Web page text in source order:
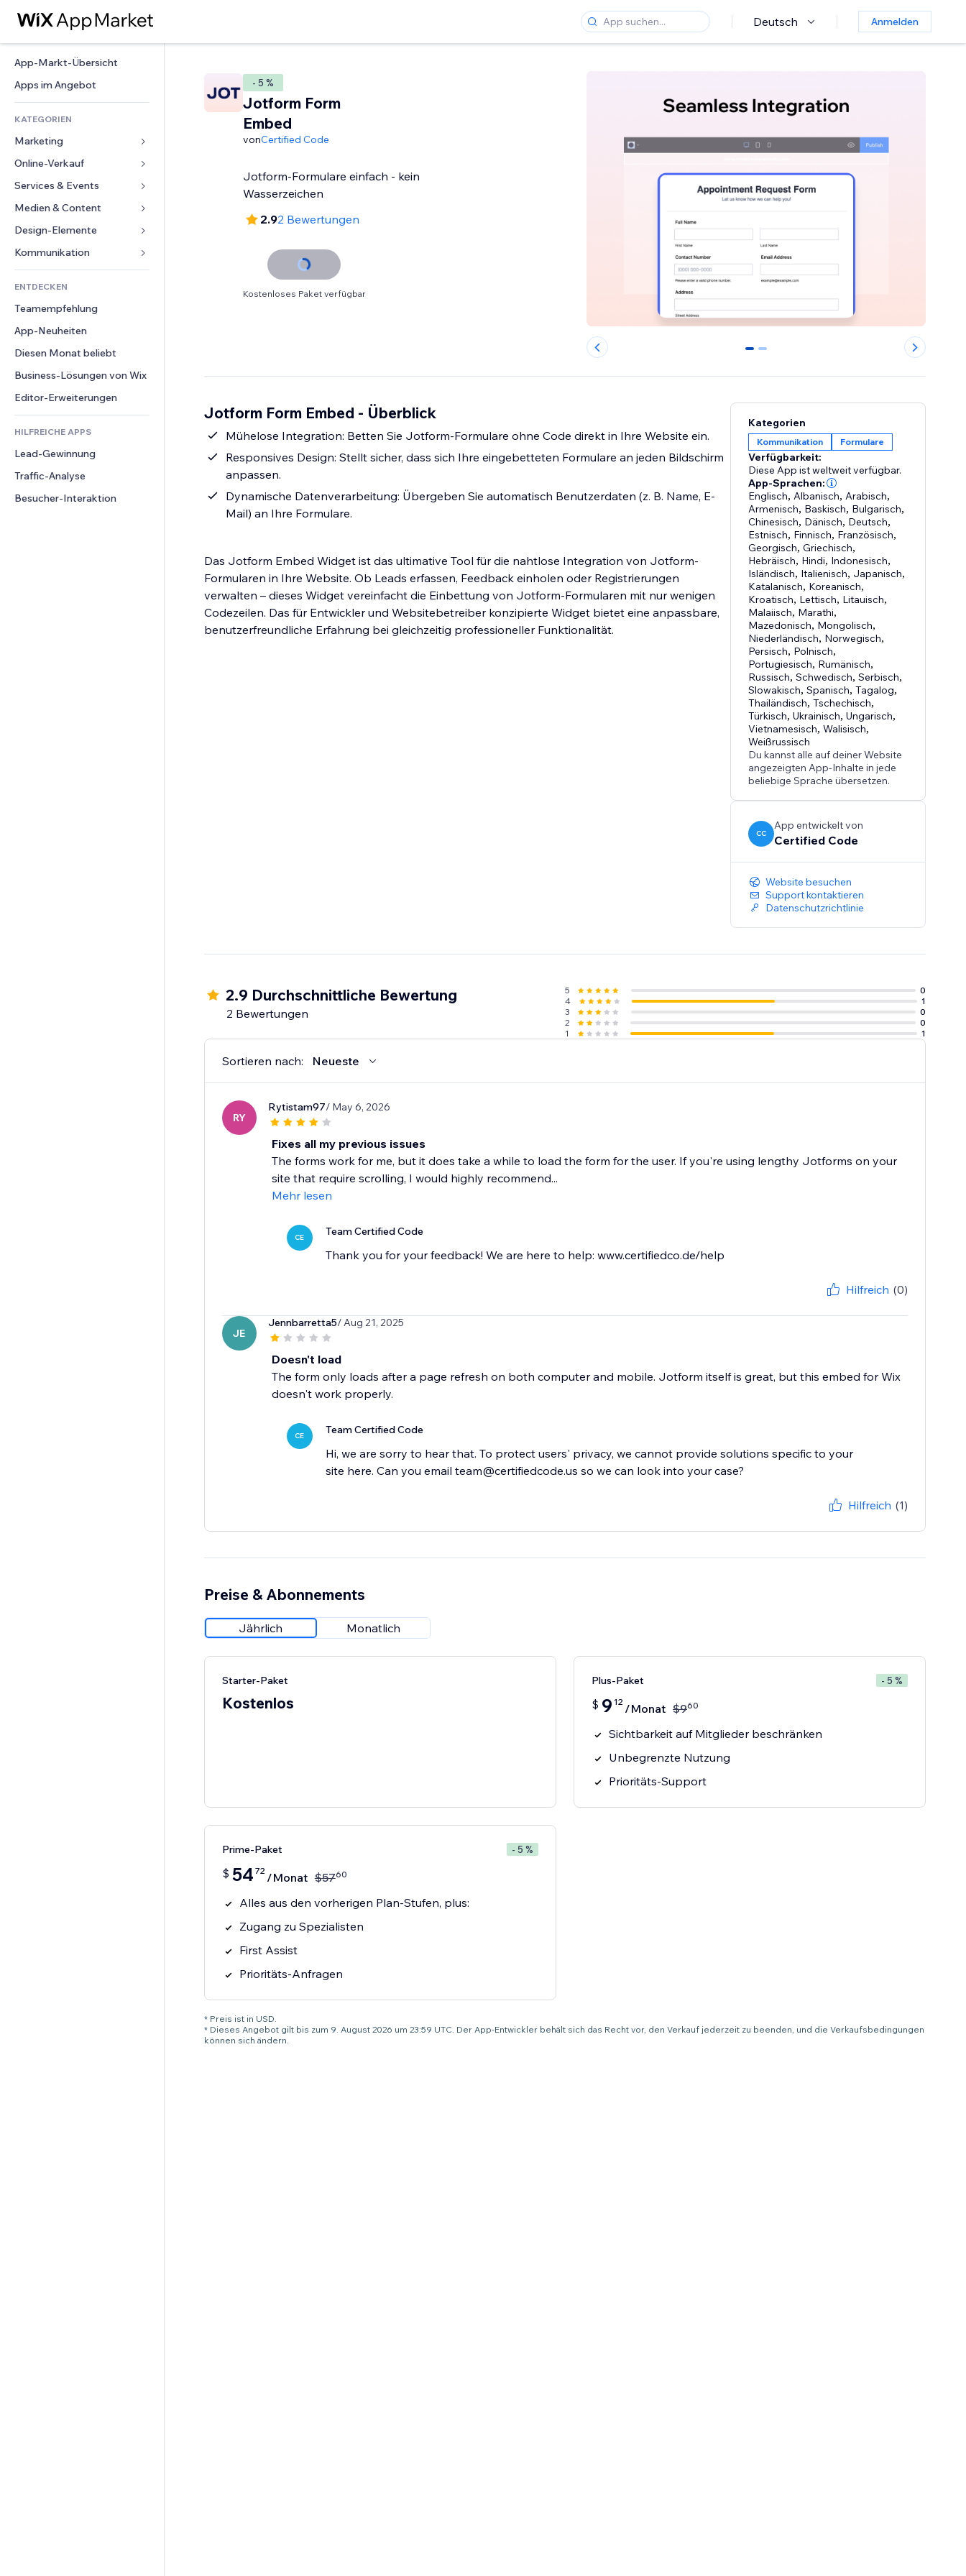
Deutsch Anmelden
App-Markt-Übersicht
Apps im Angebot
KATEGORIEN
Marketing
Anzeigen
Mobil
Statistiken
Website-Einträge
E-Mail
Online-Verkauf
Apps für Shops
Versand & Lieferung
Verkaufen-Buttons
Buchhaltung
Gutscheine & Treuebonus
Lagerlösungen
Speisen & Getränke
Services & Events
Hotels
Events
Restaurants
Immobilien
Buchungen
Medien & Content
Galerie
Musik
Podcasts
Fotografie
Video
PDF
Dateifreigabe
News
Design-Elemente
Karten & Navigation
Datenschutz & Sicherheit
Uhr
Seiten-Vorlagen
Bildeffekte
Buttons & Menüs
Banner & Abzeichen
Taschenrechner
Suche
Wetter
Diagramme & Tabellen
Formulare
Umfragen
Chat
Kommentare
Telefon
Community
Bewertungen und Feedback
CRM
ENTDECKEN
Teamempfehlung
App-Neuheiten
Diesen Monat beliebt
Business-Lösungen von Wix
Editor-Erweiterungen
HILFREICHE APPS
Lead-Gewinnung
Traffic-Analyse
Besucher-Interaktion
- 5 %
Jotform Form
Embed
vonCertified Code
Jotform-Formulare einfach - kein
Wasserzeichen
2.92 Bewertungen
Kostenloses Paket verfügbar
0 1
Jotform Form Embed - Überblick
Mühelose Integration: Betten Sie Jotform-Formulare ohne Code direkt in Ihre Website ein.
Responsives Design: Stellt sicher, dass sich Ihre eingebetteten Formulare an jeden Bildschirm
anpassen.
Dynamische Datenverarbeitung: Übergeben Sie automatisch Benutzerdaten (z. B. Name, E-
Mail) an Ihre Formulare.
Das Jotform Embed Widget ist das ultimative Tool für die nahtlose Integration von Jotform-
Formularen in Ihre Website. Ob Leads erfassen, Feedback einholen oder Registrierungen
verwalten – dieses Widget vereinfacht die Einbettung von Jotform-Formularen mit nur wenigen
Codezeilen. Das für Entwickler und Websitebetreiber konzipierte Widget bietet eine anpassbare,
benutzerfreundliche Erfahrung bei gleichzeitig professioneller Funktionalität.
Kategorien
Kommunikation Formulare
Verfügbarkeit:
Diese App ist weltweit verfügbar.
App-Sprachen:
Englisch, Albanisch, Arabisch,
Armenisch, Baskisch, Bulgarisch,
Chinesisch, Dänisch, Deutsch,
Estnisch, Finnisch, Französisch,
Georgisch,Griechisch,
Hebräisch, Hindi, Indonesisch,
Isländisch, Italienisch, Japanisch,
Katalanisch, Koreanisch,
Kroatisch, Lettisch, Litauisch,
Malaiisch, Marathi,
Mazedonisch, Mongolisch,
Niederländisch, Norwegisch,
Persisch, Polnisch,
Portugiesisch, Rumänisch,
Russisch,Schwedisch,Serbisch,
Slowakisch,Spanisch,Tagalog,
Thailändisch,Tschechisch,
Türkisch,Ukrainisch,Ungarisch,
Vietnamesisch,Walisisch,
Weißrussisch
Du kannst alle auf deiner Website
angezeigten App-Inhalte in jede
beliebige Sprache übersetzen.
CC
App entwickelt von
Certified Code
Website besuchen
Support kontaktieren
Datenschutzrichtlinie
2.9 Durchschnittliche Bewertung
2 Bewertungen
5
0
4
1
3
0
2
0
1
1
Sortieren nach: Neueste
RY
Rytistam97/ May 6, 2026
Fixes all my previous issues
The forms work for me, but it does take a while to load the form for the user. If you're using lengthy Jotforms on your
site that require scrolling, I would highly recommend...
Mehr lesen
CE Team Certified Code
Thank you for your feedback! We are here to help: www.certifiedco.de/help
Hilfreich (0)
JE
Jennbarretta5/ Aug 21, 2025
Doesn't load
The form only loads after a page refresh on both computer and mobile. Jotform itself is great, but this embed for Wix
doesn't work properly.
CE Team Certified Code
Hi, we are sorry to hear that. To protect users' privacy, we cannot provide solutions specific to your
site here. Can you email team@certifiedcode.us so we can look into your case?
Hilfreich (1)
Preise & Abonnements
Jährlich Monatlich
Starter-Paket
Kostenlos
Plus-Paket - 5 %
$ 9 12 /Monat $960
Sichtbarkeit auf Mitglieder beschränken
Unbegrenzte Nutzung
Prioritäts-Support
Prime-Paket - 5 %
$ 54 72 /Monat $5760
Alles aus den vorherigen Plan-Stufen, plus:
Zugang zu Spezialisten
First Assist
Prioritäts-Anfragen
* Preis ist in USD.
* Dieses Angebot gilt bis zum 9. August 2026 um 23:59 UTC. Der App-Entwickler behält sich das Recht vor, den Verkauf jederzeit zu beenden, und die Verkaufsbedingungen
können sich ändern.